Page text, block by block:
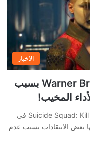
الاخبار
إحباط كبير من الناشر Warner Bros بسبب
انطلقت لعبة Suicide Squad: Kill the Justice League في
بعض الانتقادات بسبب عدم